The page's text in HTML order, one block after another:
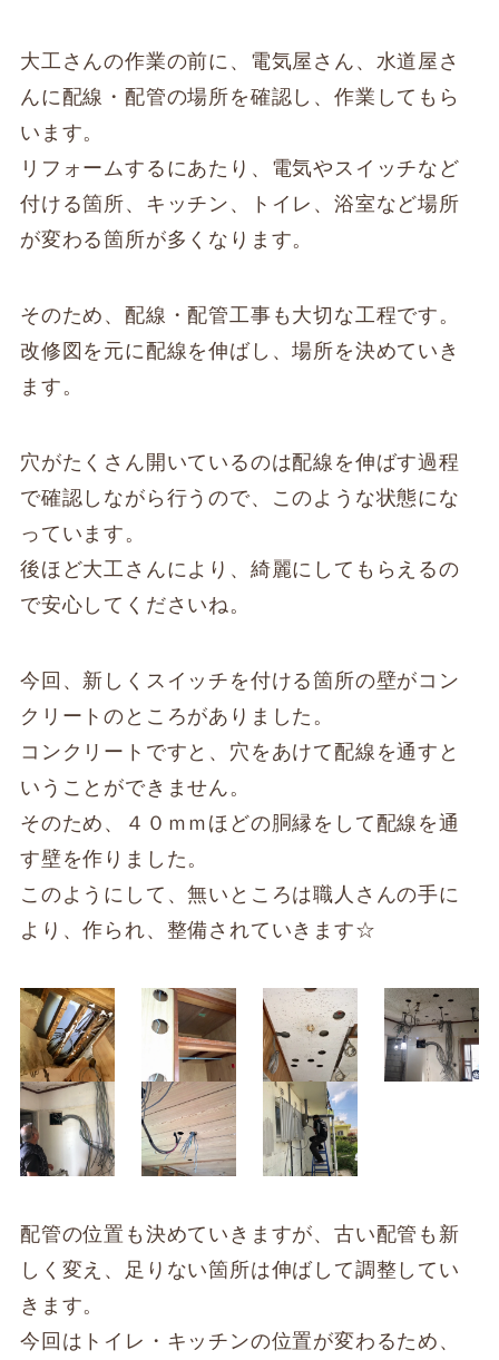
大工さんの作業の前に、電気屋さん、水道屋さ
んに配線・配管の場所を確認し、作業してもら
います。
リフォームするにあたり、電気やスイッチなど
付ける箇所、キッチン、トイレ、浴室など場所
が変わる箇所が多くなります。
そのため、配線・配管工事も大切な工程です。
改修図を元に配線を伸ばし、場所を決めていき
ます。
穴がたくさん開いているのは配線を伸ばす過程
で確認しながら行うので、このような状態にな
っています。
後ほど大工さんにより、綺麗にしてもらえるの
で安心してくださいね。
今回、新しくスイッチを付ける箇所の壁がコン
クリートのところがありました。
コンクリートですと、穴をあけて配線を通すと
いうことができません。
そのため、４０ｍｍほどの胴縁をして配線を通
す壁を作りました。
このようにして、無いところは職人さんの手に
より、作られ、整備されていきます☆
配管の位置も決めていきますが、古い配管も新
しく変え、足りない箇所は伸ばして調整してい
きます。
今回はトイレ・キッチンの位置が変わるため、